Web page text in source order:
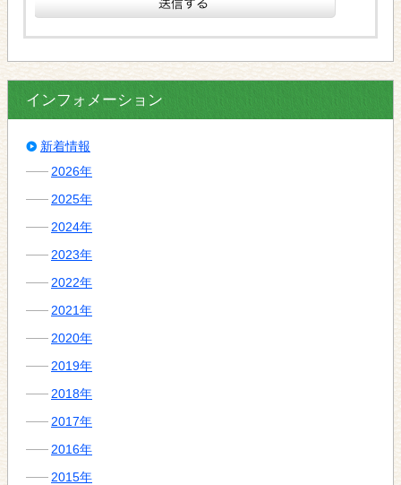
インフォメーション
新着情報
2026年
2025年
2024年
2023年
2022年
2021年
2020年
2019年
2018年
2017年
2016年
2015年